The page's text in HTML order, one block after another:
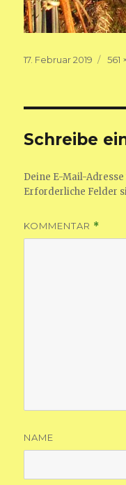
Veröffentlicht
17. Februar 2019
Volle
561
Schreibe
Deine E-Mail-
Erforderliche Felder
KOMMENTAR *
NAME